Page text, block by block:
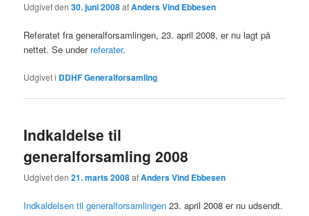
Udgivet den30. juni 2008afAnders Vind Ebbesen
Referatet fra generalforsamlingen, 23. april 2008, er nu lagt på
nettet. Se under referater.
Udgivet i DDHF Generalforsamling
Indkaldelse til
generalforsamling 2008
Udgivet den21. marts 2008afAnders Vind Ebbesen
Indkaldelsen til generalforsamlingen 23. april 2008 er nu udsendt.